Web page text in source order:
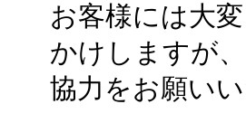
お客様には大
かけしますが
協力をお願い